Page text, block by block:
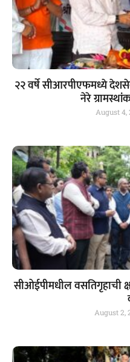
२२ वर्षे सीआरपीएफमध्ये
नेरे
August 4,
सीओईपीमधील वसतिगृहाची
August 2,